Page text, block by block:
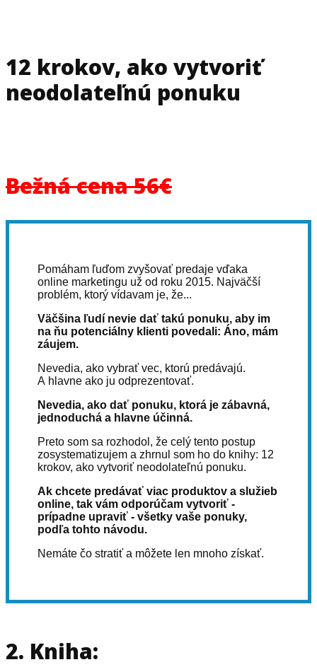
12 krokov, ako vytvoriť
neodolateľnú ponuku
Bežná cena 56€
Pomáham ľuďom zvyšovať predaje vďaka
online marketingu už od roku 2015. Najväčší
problém, ktorý vídavam je, že...
Väčšina ľudí nevie dať takú ponuku, aby im
na ňu potenciálny klienti povedali: Áno, mám
záujem.
Nevedia, ako vybrať vec, ktorú predávajú.
A hlavne ako ju odprezentovať.
Nevedia, ako dať ponuku, ktorá je zábavná,
jednoduchá a hlavne účinná.
Preto som sa rozhodol, že celý tento postup
zosystematizujem a zhrnul som ho do knihy: 12
krokov, ako vytvoriť neodolateľnú ponuku.
Ak chcete predávať viac produktov a služieb
online, tak vám odporúčam vytvoriť -
prípadne upraviť - všetky vaše ponuky,
podľa tohto návodu.
Nemáte čo stratiť a môžete len mnoho získať.
2. Kniha: